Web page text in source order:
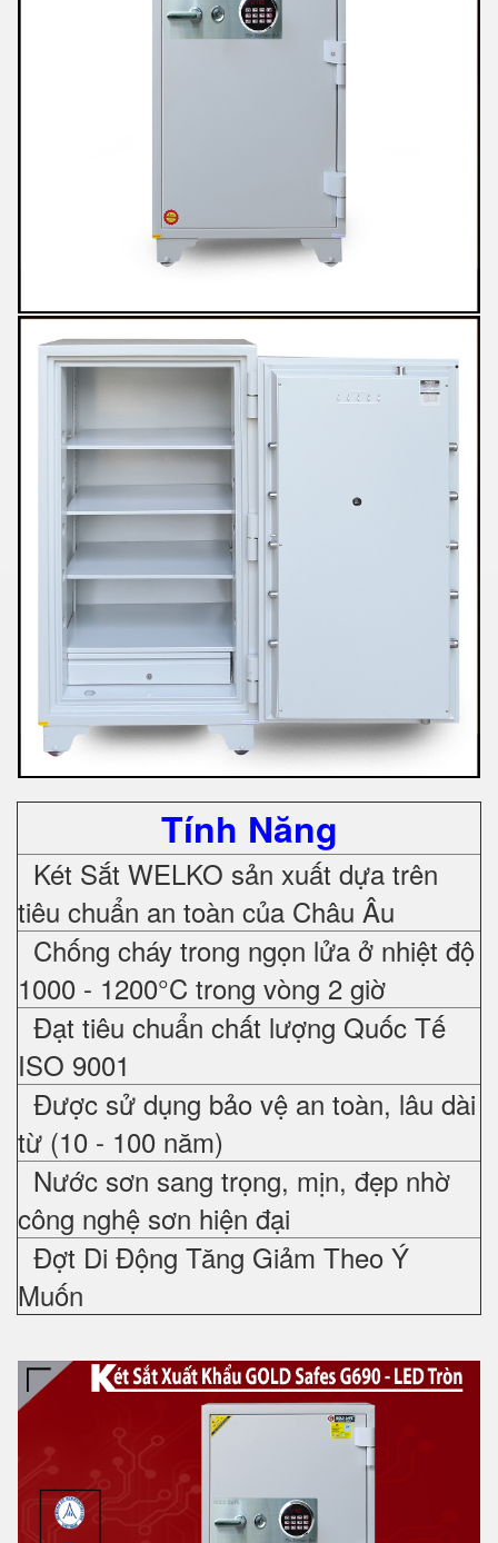
Tính Năng
Két Sắt WELKO sản xuất dựa trên
tiêu chuẩn an toàn của Châu Âu
Chống cháy trong ngọn lửa ở nhiệt độ
1000 - 1200°C trong vòng 2 giờ
Đạt tiêu chuẩn chất lượng Quốc Tế
ISO 9001
Được sử dụng bảo vệ an toàn, lâu dài
từ (10 - 100 năm)
Nước sơn sang trọng, mịn, đẹp nhờ
công nghệ sơn hiện đại
Đợt Di Động Tăng Giảm Theo Ý
Muốn